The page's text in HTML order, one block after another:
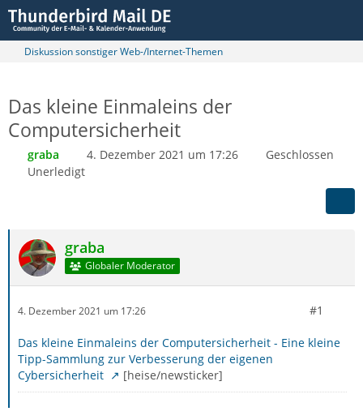
Diskussion sonstiger Web-/Internet-Themen
Das kleine Einmaleins der
Computersicherheit
graba 4. Dezember 2021 um 17:26
Geschlossen
Unerledigt
graba
Globaler Moderator
4. Dezember 2021 um 17:26 #1
Das kleine Einmaleins der Computersicherheit - Eine kleine
Tipp-Sammlung zur Verbesserung der eigenen
Cybersicherheit
[heise/newsticker]